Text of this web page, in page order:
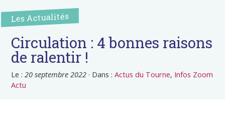
Les Actualités
Circulation : 4 bonnes raisons
de ralentir !
Le :20 septembre 2022 · Dans :Actus du Tourne, Infos Zoom
Actu